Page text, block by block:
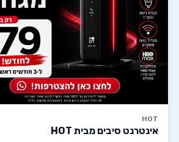
HOT
אינטרנט סיבים מבית HOT